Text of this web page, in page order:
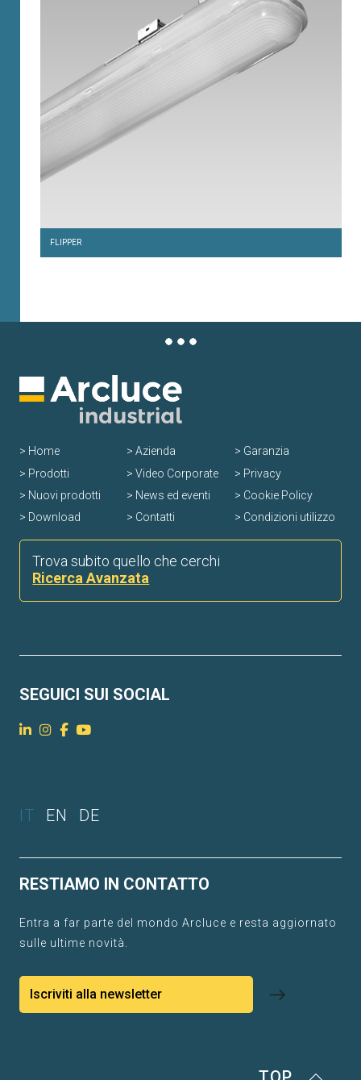
FLIPPER
Home
Prodotti
Nuovi prodotti
Download
Azienda
Video Corporate
News ed eventi
Contatti
Garanzia
Privacy
Cookie Policy
Condizioni utilizzo
Trova subito quello che cerchi
Ricerca Avanzata
SEGUICI SUI SOCIAL
IT EN DE
RESTIAMO IN CONTATTO
Entra a far parte del mondo Arcluce e resta aggiornato
sulle ultime novità.
Iscriviti alla newsletter